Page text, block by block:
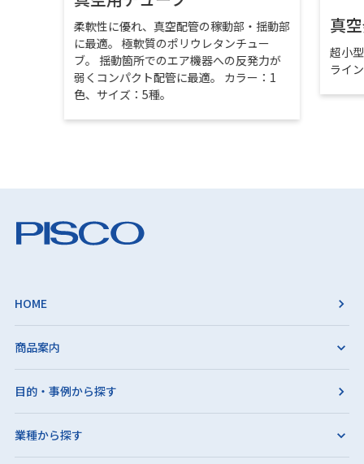
柔軟性に優れ、真空配管の稼動部・揺動部
に最適。 極軟質のポリウレタンチュー
ブ。 揺動箇所でのエア機器への反発力が
弱くコンパクト配管に最適。 カラー：1
色、サイズ：5種。
真
超小
ライ
HOME
商品案内
目的・事例から探す
業種から探す